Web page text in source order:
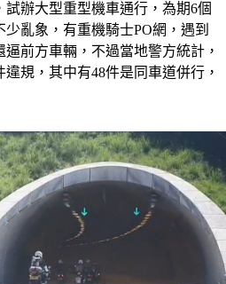
辦大型重型機車通行，為期6個
亂象，有重機騎士PO網，遇到
前方車輛，不過當地警方統計，
規，其中有48件是同車道併行，